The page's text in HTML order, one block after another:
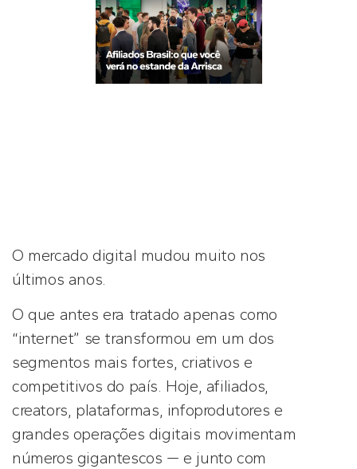
O mercado digital mudou muito nos
últimos anos.
O que antes era tratado apenas como
“internet” se transformou em um dos
segmentos mais fortes, criativos e
competitivos do país. Hoje, afiliados,
creators, plataformas, infoprodutores e
grandes operações digitais movimentam
números gigantescos — e junto com